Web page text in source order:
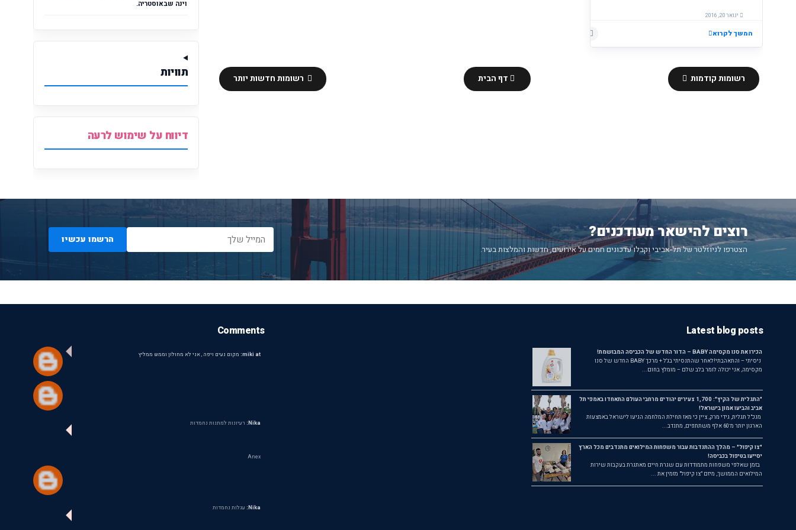
ינואר 20, 2016
המשך לקרוא
רשומות חדשות יותר רשומות קודמות דף הבית
וינה שבאוסטריה.
תוויות
דיווח על שימוש לרעה
רוצים להישאר מעודכנים?
הצטרפו לניוזלטר של תל-אביבי וקבלו עדכונים חמים על אירועים, חדשות והמלצות בעיר.
הרשמו עכשיו
Latest blog posts
הכירו את סנו מקסימה BABY – הדור החדש של הכביסה המבושמת!
ניסיתי – והתאהבתי!לאחר שהתנסיתי בג'ל + מרכך BABY החדש של סנו
מקסימה, אני יכולה לומר בלב שלם – מומלץ בחום...
"התגלית של הקיץ": 1,700 צעירים יהודים מרחבי העולם התאחדו באמפי תל
אביב והביעו אמון בישראל!
מנכ"ל תגלית, גידי מרק, ציין כי מאז תחילת המלחמה הגיעו לישראל באמצעות
הארגון יותר מ־60 אלף משתתפים, מתנדב...
"צו קיפול" – מהלך ההתנדבות עבור משפחות המילואים מתנדבים מכל הארץ
יסייעו בטיפול בכביסה!
בזמן שאלפי משפחות מתמודדות עם שגרת חיים מאתגרת בעקבות שירות
המילואים הממושך, מיזם "צו קיפול" מזמין את ...
Comments
miki at: מקום נעים ויפה , אני לא מחולון וממש ממליץ
Nika: רעיונות למתנות נחמדות
Anex
Nika: עגלות נחמדות